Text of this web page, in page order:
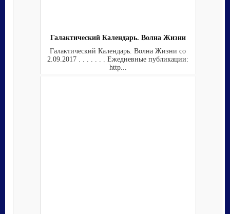
Галактический Календарь. Волна Жизни
Галактический Календарь. Волна Жизни со
2.09.2017 . . . . . . . Ежедневные публикации:
http...